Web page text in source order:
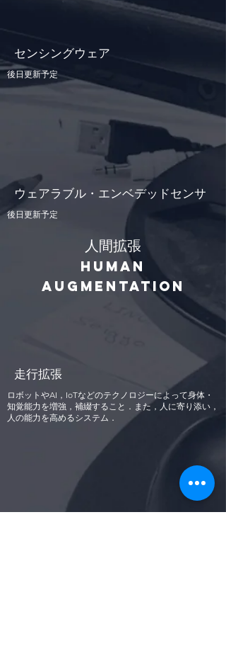
​センシングウェア
後日更新予定
ウェアラブル・エンベデッドセンサ
後日更新予定
人間拡張
Human
Augmentation
走行拡張
ロボットやAI，IoTなどのテクノロジーによって身体・
知覚能力を増強，補綴すること．また，人に寄り添い，
人の能力を高めるシステム．